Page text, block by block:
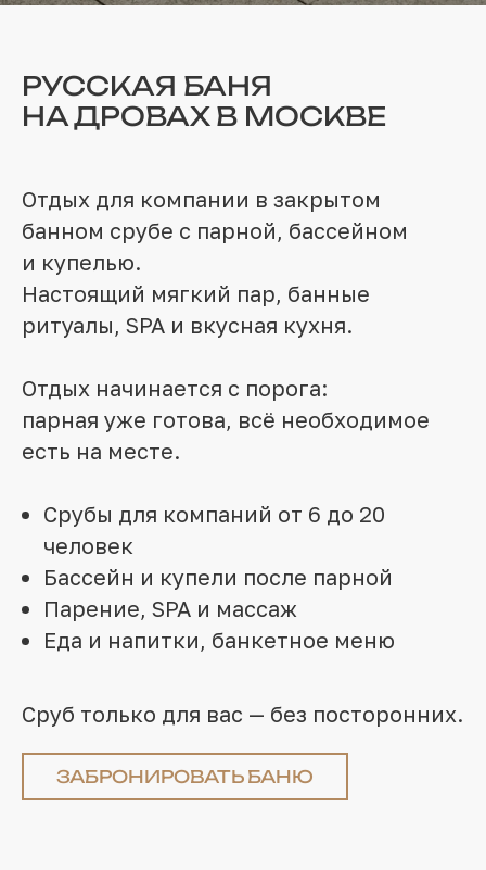
РУССКАЯ БАНЯ
НА ДРОВАХ В МОСКВЕ
Отдых для компании в закрытом
банном срубе с парной, бассейном
и купелью.
Настоящий мягкий пар, банные
ритуалы, SPA и вкусная кухня.
Отдых начинается с порога:
парная уже готова, всё необходимое
есть на месте.
Срубы для компаний от 6 до 20
человек
Бассейн и купели после парной
Парение, SPA и массаж
Еда и напитки, банкетное меню
Сруб только для вас — без посторонних.
ЗАБРОНИРОВАТЬ БАНЮ